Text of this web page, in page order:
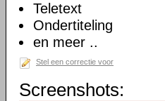
Teletext
Ondertiteling
en meer ..
Stel een correctie voor
Screenshots: